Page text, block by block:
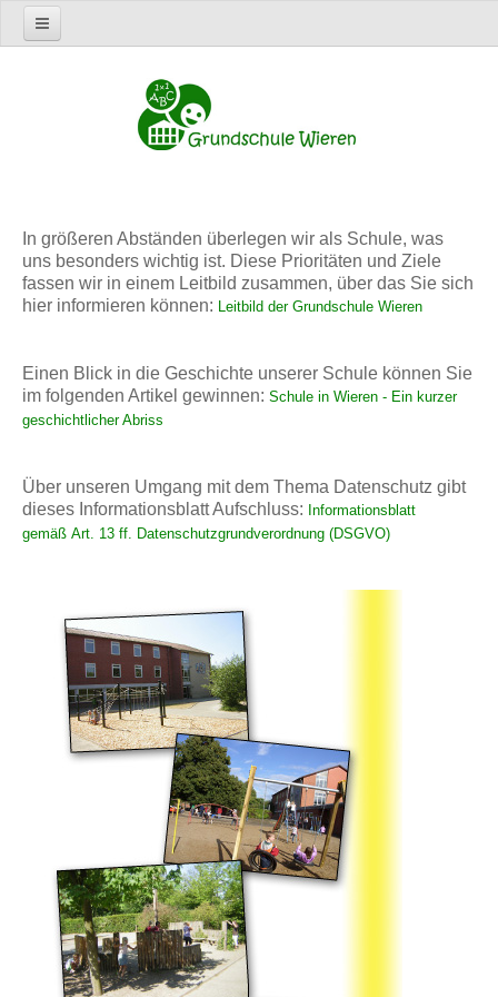
Geschichte der Schule
Datenschutz
wichtige Dokumente
Links
Suchmaschinen für Kinder
Vereine in Wieren
Wissenswertes
Impressum / Datenschutz
In größeren Abständen überlegen wir als Schule, was
uns besonders wichtig ist. Diese Prioritäten und Ziele
fassen wir in einem Leitbild zusammen, über das Sie sich
hier informieren können: Leitbild der Grundschule Wieren
Einen Blick in die Geschichte unserer Schule können Sie
im folgenden Artikel gewinnen: Schule in Wieren - Ein kurzer
geschichtlicher Abriss
Über unseren Umgang mit dem Thema Datenschutz gibt
dieses Informationsblatt Aufschluss: Informationsblatt
gemäß Art. 13 ff. Datenschutzgrundverordnung (DSGVO)